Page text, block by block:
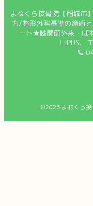
よねくら接骨院【稲城
方/整形外科基準の施術
ート★膝関節外来・ば
LIPUS、
©2026 よねくら